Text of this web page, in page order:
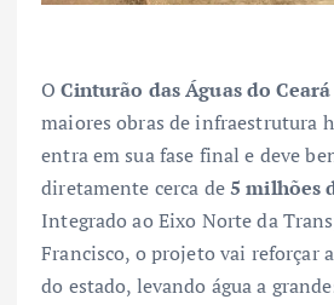
OCinturão das Águas do Ceará
maiores obras de infraestrutura
entra em sua fase final e deve
diretamente cerca de5 milhões
Integrado ao Eixo Norte da
Francisco, o projeto vai reforçar
do estado, levando água a